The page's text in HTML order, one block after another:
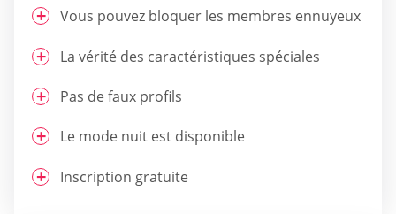
Vous pouvez bloquer les membres ennuyeux
La vérité des caractéristiques spéciales
Pas de faux profils
Le mode nuit est disponible
Inscription gratuite